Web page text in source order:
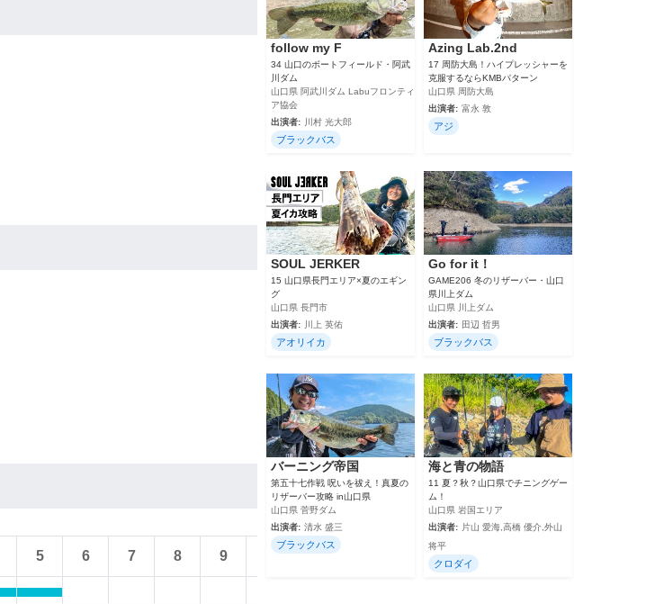
5 6 7 8 9 10 11 備考
follow my F
34 山口のボートフィールド・阿武
川ダム
山口県 阿武川ダム Labuフロンティ
ア協会
出演者:
川村 光大郎
ブラックバス
Azing Lab.2nd
17 周防大島！ハイプレッシャーを
克服するならKMBパターン
山口県 周防大島
出演者: 富永 敦
アジ
SOUL JERKER
15 山口県長門エリア×夏のエギン
グ
山口県 長門市
出演者:
川上 英佑
アオリイカ
Go for it！
GAME206 冬のリザーバー・山口
県川上ダム
山口県 川上ダム
出演者: 田辺 哲男
ブラックバス
バーニング帝国
第五十七作戦 呪いを祓え！真夏の
リザーバー攻略 in山口県
山口県 菅野ダム
出演者: 清水 盛三
ブラックバス
海と青の物語
11 夏？秋？山口県でチニングゲー
ム！
山口県 岩国エリア
出演者:
片山 愛海,高橋 優介,外山
将平
クロダイ